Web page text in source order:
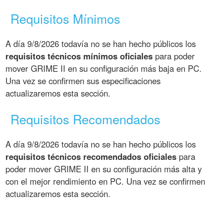
Requisitos Mínimos
A día 9/8/2026 todavía no se han hecho públicos los
requisitos técnicos mínimos oficiales para poder
mover GRIME II en su configuración más baja en PC.
Una vez se confirmen sus especificaciones
actualizaremos esta sección.
Requisitos Recomendados
A día 9/8/2026 todavía no se han hecho públicos los
requisitos técnicos recomendados oficiales para
poder mover GRIME II en su configuración más alta y
con el mejor rendimiento en PC. Una vez se confirmen
actualizaremos esta sección.